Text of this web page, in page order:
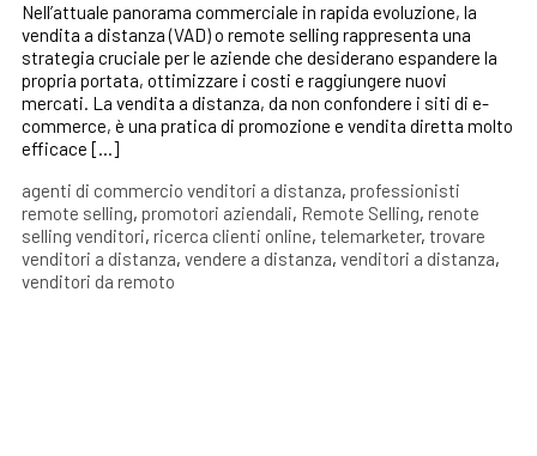
Nell’attuale panorama commerciale in rapida evoluzione, la
vendita a distanza (VAD) o remote selling rappresenta una
strategia cruciale per le aziende che desiderano espandere la
propria portata, ottimizzare i costi e raggiungere nuovi
mercati. La vendita a distanza, da non confondere i siti di e-
commerce, è una pratica di promozione e vendita diretta molto
efficace […]
agenti di commercio venditori a distanza, professionisti
remote selling, promotori aziendali, Remote Selling, renote
selling venditori, ricerca clienti online, telemarketer, trovare
venditori a distanza, vendere a distanza, venditori a distanza,
venditori da remoto